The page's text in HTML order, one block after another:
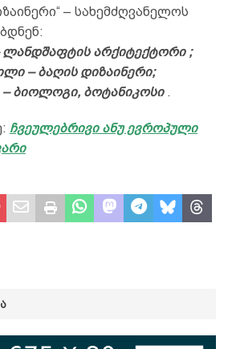
– სახემძღვანელოს
ლანდშაფტის არქიტექტორი ;
– ბაღის დიზაინერი;
– ბიოლოგი, ბოტანიკოსი.
ჩვეულებრივი ანუ ევროპული